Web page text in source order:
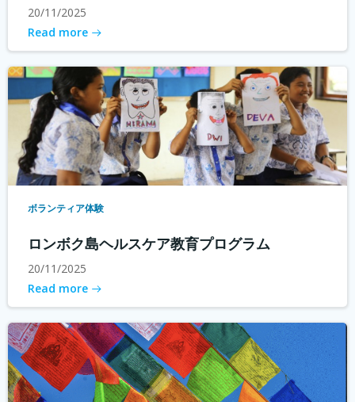
20/11/2025
Read more
ボランティア体験
ロンボク島ヘルスケア教育プログラム
20/11/2025
Read more